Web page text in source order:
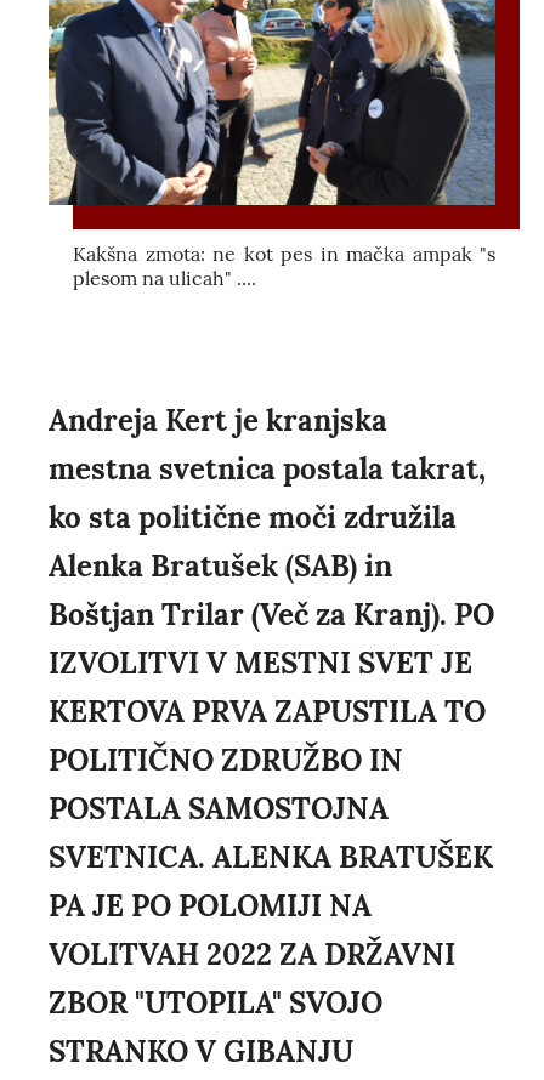
Kakšna zmota: ne kot pes in mačka ampak "s
plesom na ulicah" ....
Andreja Kert je kranjska
mestna svetnica postala takrat,
ko sta politične moči združila
Alenka Bratušek (SAB) in
Boštjan Trilar (Več za Kranj). PO
IZVOLITVI V MESTNI SVET JE
KERTOVA PRVA ZAPUSTILA TO
POLITIČNO ZDRUŽBO IN
POSTALA SAMOSTOJNA
SVETNICA. ALENKA BRATUŠEK
PA JE PO POLOMIJI NA
VOLITVAH 2022 ZA DRŽAVNI
ZBOR "UTOPILA" SVOJO
STRANKO V GIBANJU